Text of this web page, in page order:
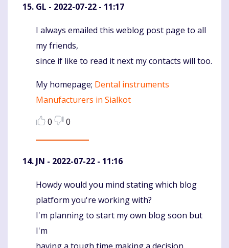
GL - 2022-07-22 - 11:17
Komentaras
I always emailed this weblog post page to all
my friends,
since if like to read it next my contacts will too.
My homepage; Dental instruments
Manufacturers in Sialkot
0
0
JN - 2022-07-22 - 11:16
Komentaras
Howdy would you mind stating which blog
platform you're working with?
I'm planning to start my own blog soon but
I'm